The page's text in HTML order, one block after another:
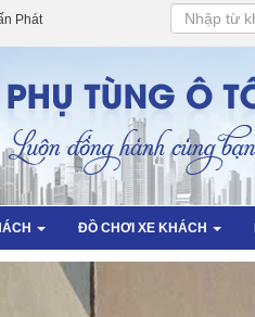
Phát Tìm
kiếm
ĐỒ CHƠI XE KHÁCH